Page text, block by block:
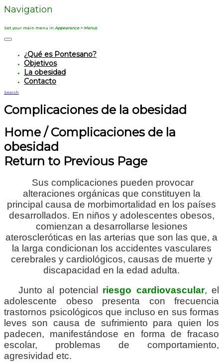
Navigation
Set your main menu in Appearance > Menus
¿Qué es Pontesano?
Objetivos
La obesidad
Contacto
Search
Complicaciones de la obesidad
Home / Complicaciones de la
obesidad
Return to Previous Page
Sus complicaciones pueden provocar
alteraciones orgánicas que constituyen la
principal causa de morbimortalidad en los países
desarrollados. En niños y adolescentes obesos,
comienzan a desarrollarse lesiones
ateroscleróticas en las arterias que son las que, a
la larga condicionan los accidentes vasculares
cerebrales y cardiológicos, causas de muerte y
discapacidad en la edad adulta.
Junto al potencial riesgo cardiovascular, el
adolescente obeso presenta con frecuencia
trastornos psicológicos que incluso en sus formas
leves son causa de sufrimiento para quien los
padecen, manifestándose en forma de fracaso
escolar, problemas de comportamiento,
agresividad etc.